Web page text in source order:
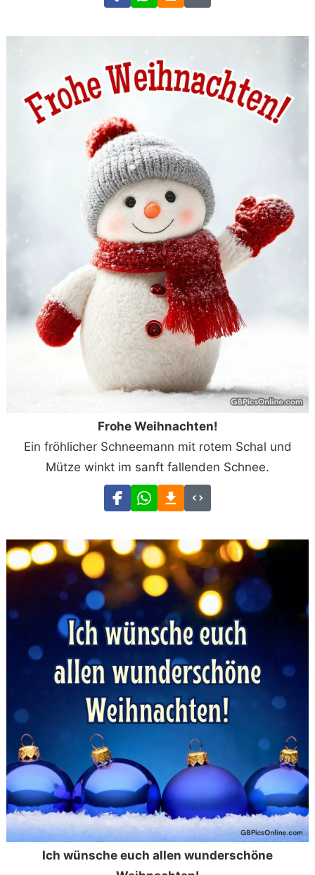
Frohe Weihnachten!
Ein fröhlicher Schneemann mit rotem Schal und
Mütze winkt im sanft fallenden Schnee.
Ich wünsche euch allen wunderschöne